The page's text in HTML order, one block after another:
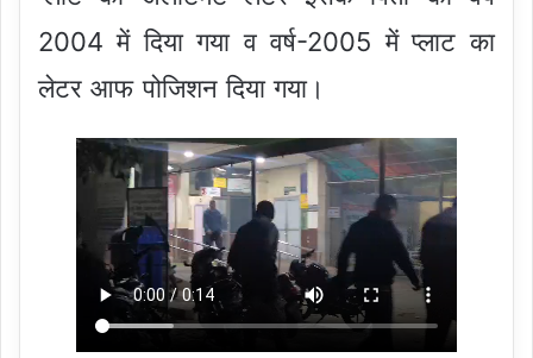
2004 में दिया गया व वर्ष-2005 में प्लाट का
लेटर आफ पोजिशन दिया गया।